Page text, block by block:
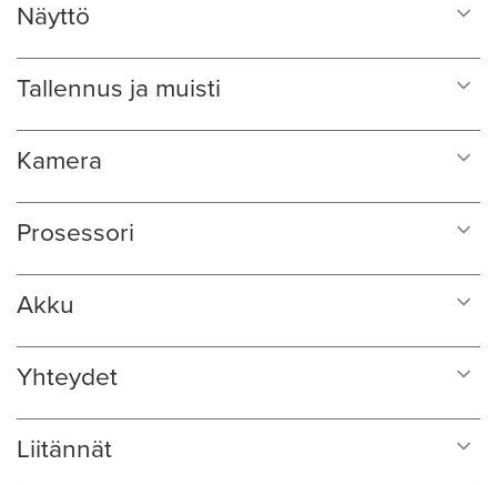
Näyttö
Tallennus ja muisti
Kamera
Prosessori
Akku
Yhteydet
Liitännät